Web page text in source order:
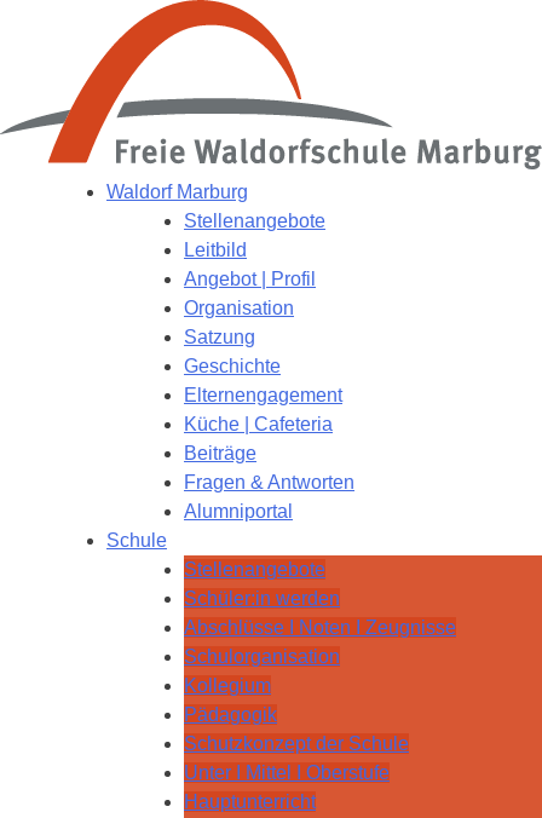
Waldorf Marburg
Stellenangebote
Leitbild
Angebot | Profil
Organisation
Satzung
Geschichte
Elternengagement
Küche | Cafeteria
Beiträge
Fragen & Antworten
Alumniportal
Schule
Stellenangebote
Schüler:in werden
Abschlüsse I Noten I Zeugnisse
Schulorganisation
Kollegium
Pädagogik
Schutzkonzept der Schule
Unter I Mittel I Oberstufe
Hauptunterricht